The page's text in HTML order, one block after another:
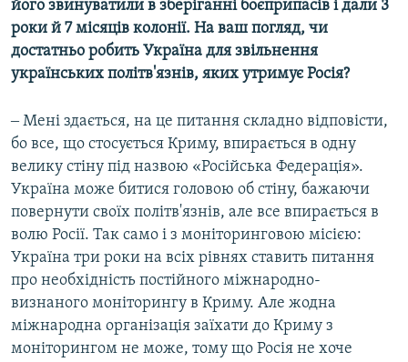
його звинуватили в зберіганні боєприпасів і дали 3
роки й 7 місяців колонії. На ваш погляд, чи
достатньо робить Україна для звільнення
українських політв'язнів, яких утримує Росія?
‒ Мені здається, на це питання складно відповісти,
бо все, що стосується Криму, впирається в одну
велику стіну під назвою «Російська Федерація».
Україна може битися головою об стіну, бажаючи
повернути своїх політв'язнів, але все впирається в
волю Росії. Так само і з моніторинговою місією:
Україна три роки на всіх рівнях ставить питання
про необхідність постійного міжнародно-
визнаного моніторингу в Криму. Але жодна
міжнародна організація заїхати до Криму з
моніторингом не може, тому що Росія не хоче